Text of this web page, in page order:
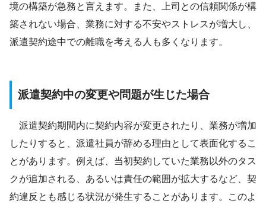
境の構築が急務と言えます。また、上司との信頼関係が構
築されない場合、業務に対する不安やストレスが増大し、
派遣契約途中での離職を考える人も多くなります。
派遣契約中の変更や問題が生じた場合
派遣契約期間内に契約内容が変更されたり、業務が増加
したりすると、派遣社員が辞める理由として表面化するこ
とがあります。例えば、当初契約していた業務以外のタス
クが追加される、あるいは責任の範囲が拡大するなど、契
約違反とも感じる状況が発生することがあります。このよ